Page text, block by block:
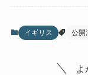
イギリス 公開
よ